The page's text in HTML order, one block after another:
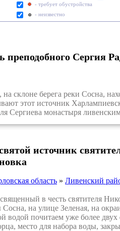
- требует обустройства
- неизвестно
Сергия
склоне берега реки Сосна,
этот источник
Сергиева монастыря
источник
область » Ливенский
в честь святителя
Сосна, на улице Зеленая, на
водой почитаем уже более
место для набора воды,